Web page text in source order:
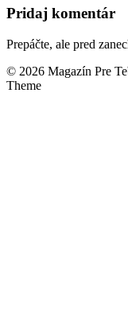
Pridaj komentár
Prepáčte, ale pred
© 2026 Magazín Pre
Theme